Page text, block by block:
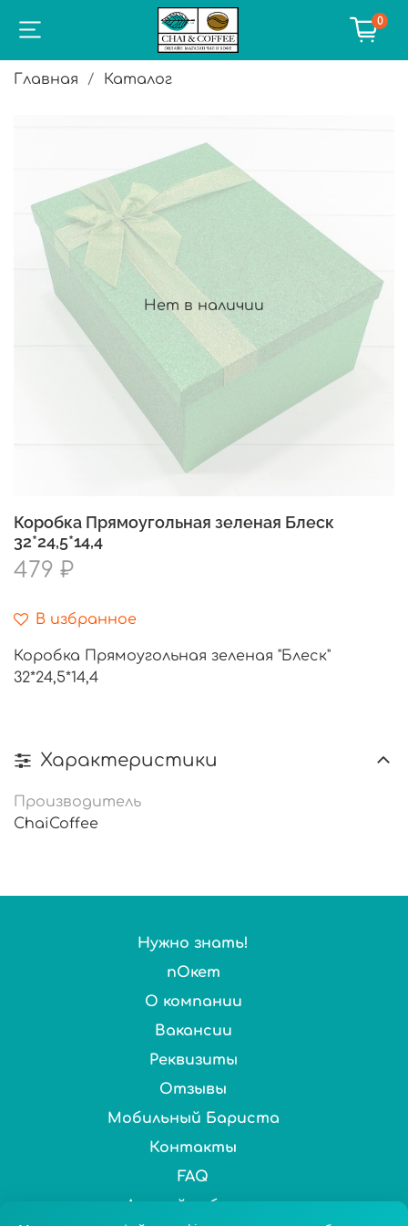
0
Главная Каталог
Нет в наличии
Коробка Прямоугольная зеленая Блеск
32*24,5*14,4
479 ₽
В избранное
Коробка Прямоугольная зеленая "Блеск"
32*24,5*14,4
Характеристики
Производитель
ChaiCoffee
Нужно знать!
пОкет
О компании
Вакансии
Реквизиты
Отзывы
Мобильный Бариста
Контакты
FAQ
Личный кабинет